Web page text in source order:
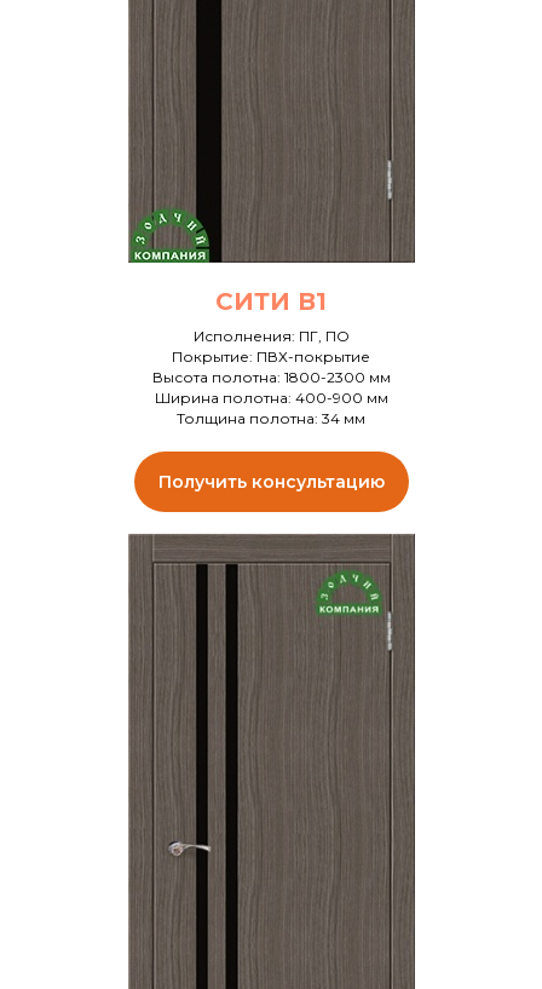
СИТИ В1
Исполнения: ПГ, ПО
Покрытие: ПВХ-покрытие
Высота полотна: 1800-2300 мм
Ширина полотна: 400-900 мм
Толщина полотна: 34 мм
Получить консультацию